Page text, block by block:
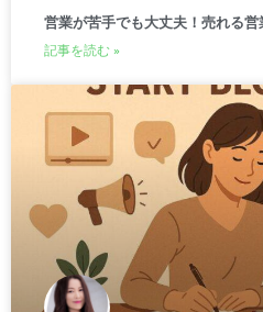
営業が苦手でも大丈夫！売れる
記事を読む »